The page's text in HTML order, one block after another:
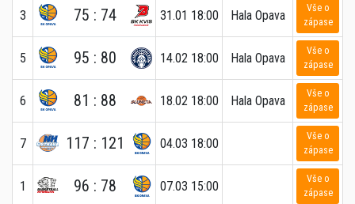
3 75 : 74 31.01 18:00 Hala Opava
Vše o
zápase
5 95 : 80 14.02 18:00 Hala Opava
Vše o
zápase
6 81 : 88 18.02 18:00 Hala Opava
Vše o
zápase
7 117 : 121 04.03 18:00
Vše o
zápase
1 96 : 78 07.03 15:00
Vše o
zápase